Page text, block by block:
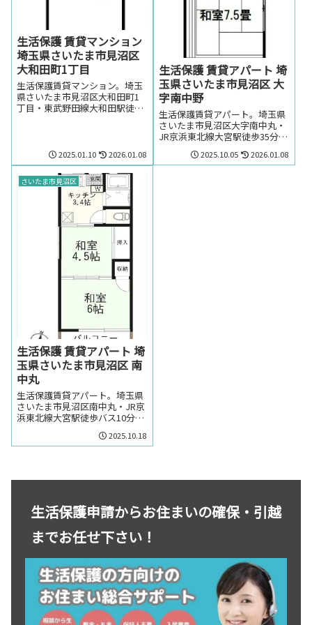
生活保護 賃貸マンション
埼玉県さいたま市見沼区
大和田町1丁目
生活保護賃貸マンション。埼玉
県さいたま市見沼区大和田町1
丁目・東武野田線大和田駅徒歩
田町1丁目・東武野田線大和田
駅周辺のお部屋を探しの方はお
気軽にお問い合わせください。
2025.01.10 2026.01.08
生活保護 賃貸アパート 埼
玉県さいたま市見沼区 大
字南中野
生活保護賃貸アパート。埼玉県
さいたま市見沼区大字南中丸・
JR京浜東北線大宮駅徒歩35分
(バス10分)の生活保護の方でも
賃貸可能なアパート。埼玉県さ
いたま市見沼区大字南中丸・JR
2025.10.05 2026.01.08
さいたま市見沼区
生活保護 賃貸アパート 埼
玉県さいたま市見沼区 南
中丸
生活保護賃貸アパート。埼玉県
さいたま市見沼区南中丸・JR京
浜東北線大宮駅徒歩バス10分の
生活保護の方でも賃貸可能なア
パート。埼玉県さいたま市見沼
区南中丸・JR京浜東北線大宮駅
2025.10.18
生活保護申請からお住まいの確保・引越
までお任せ下さい！